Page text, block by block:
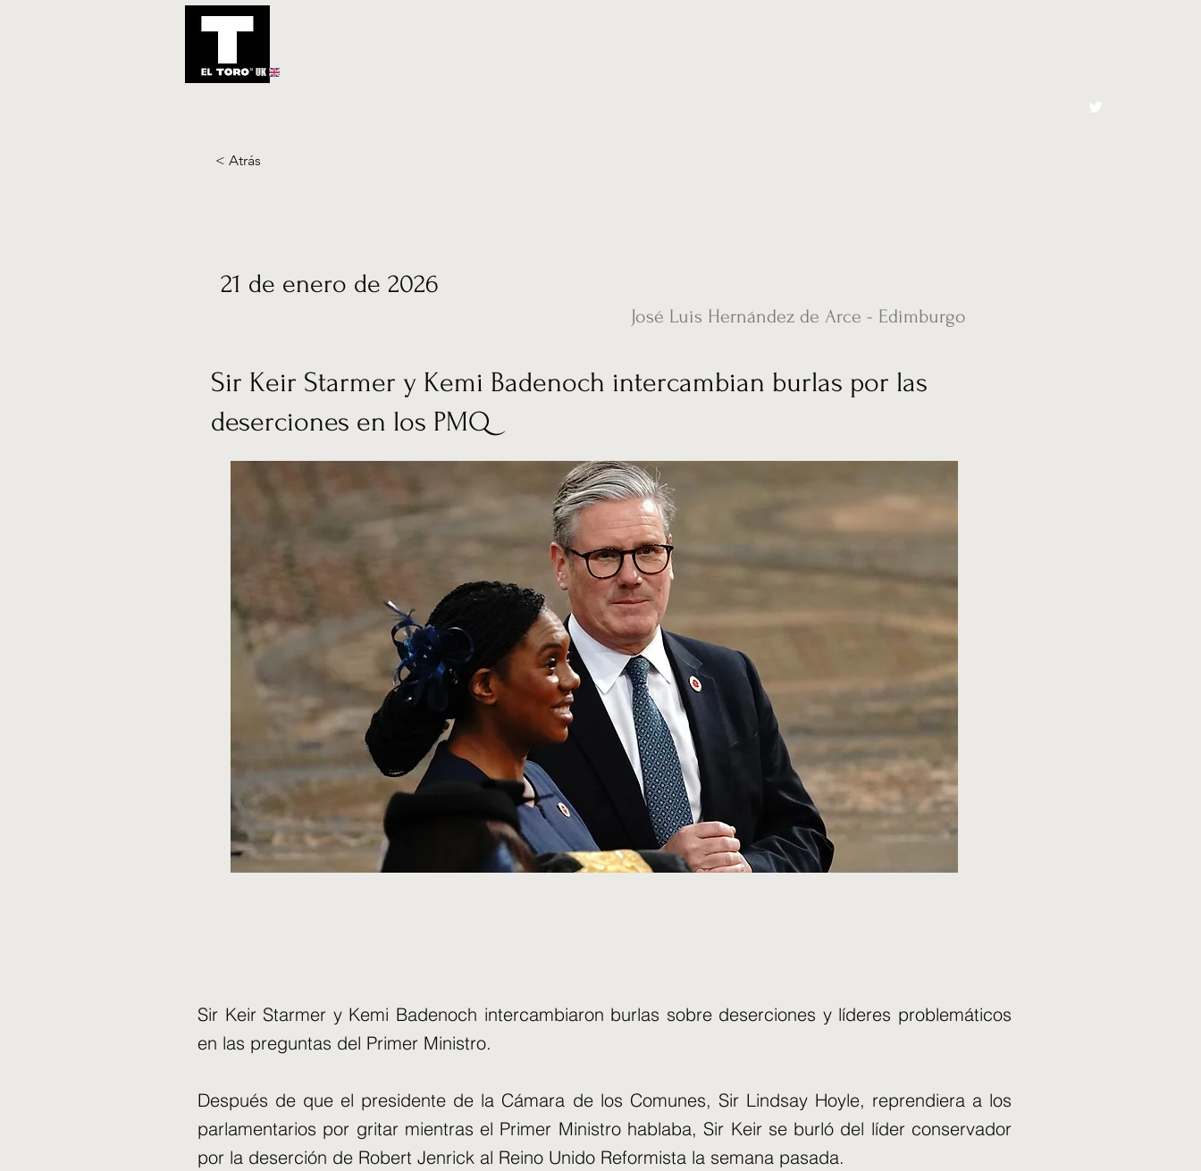
UK
< Atrás
21 de enero de 2026
José Luis Hernández de Arce - Edimburgo
Sir Keir Starmer y Kemi Badenoch intercambian burlas por las
deserciones en los PMQ
Sir Keir Starmer y Kemi Badenoch intercambiaron burlas sobre deserciones y líderes problemáticos
en las preguntas del Primer Ministro.
Después de que el presidente de la Cámara de los Comunes, Sir Lindsay Hoyle, reprendiera a los
parlamentarios por gritar mientras el Primer Ministro hablaba, Sir Keir se burló del líder conservador
por la deserción de Robert Jenrick al Reino Unido Reformista la semana pasada.